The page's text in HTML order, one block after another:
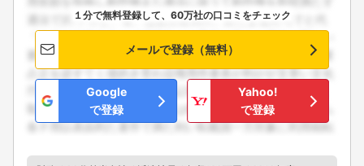
１分で無料登録して、60万社の口コミをチェック
メールで登録（無料）
Google
で登録
Yahoo!
で登録